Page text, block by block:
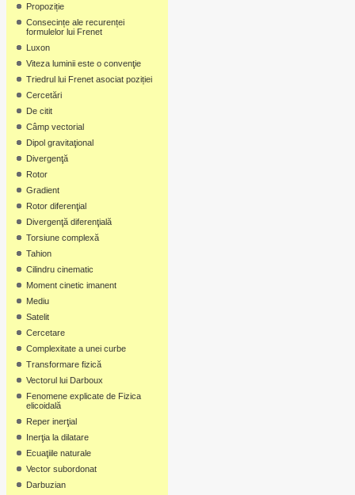
Propoziție
Consecințe ale recurenței
formulelor lui Frenet
Luxon
Viteza luminii este o convenţie
Triedrul lui Frenet asociat poziției
Cercetări
De citit
Câmp vectorial
Dipol gravitaţional
Divergenţă
Rotor
Gradient
Rotor diferenţial
Divergenţă diferenţială
Torsiune complexă
Tahion
Cilindru cinematic
Moment cinetic imanent
Mediu
Satelit
Cercetare
Complexitate a unei curbe
Transformare fizică
Vectorul lui Darboux
Fenomene explicate de Fizica
elicoidală
Reper inerţial
Inerţia la dilatare
Ecuaţiile naturale
Vector subordonat
Darbuzian